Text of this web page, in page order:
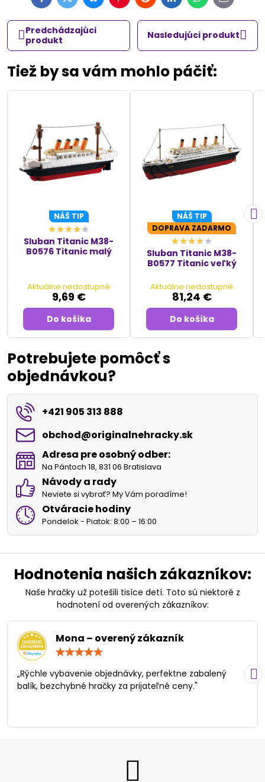
mail
Predchádzajúci
produkt
Nasledujúci produkt
Tiež by sa vám mohlo páčiť:
NÁŠ TIP
Sluban Titanic M38-
B0576 Titanic malý
Aktuálne nedostupné
9,69 €
Do košíka
NÁŠ TIP
DOPRAVA ZADARMO
Sluban Titanic M38-
B0577 Titanic veľký
Aktuálne nedostupné
81,24 €
Do košíka
Potrebujete pomôcť s
objednávkou?
+421 905 313 888
obchod​@originalnehracky​.sk
Adresa pre osobný odber:
Na Pántoch 18, 831 06 Bratislava
Návody a rady
Neviete si vybrať? My Vám poradíme!
Otváracie hodiny
Pondelok - Piatok: 8:00 – 16:00
Hodnotenia našich zákazníkov:
Naše hračky už potešili tisíce detí. Toto sú niektoré z
hodnotení od overených zákazníkov:
Mona – overený zákazník
/
5
„Rýchle vybavenie objednávky, perfektne zabalený
balík, bezchybné hračky za prijateľné ceny."